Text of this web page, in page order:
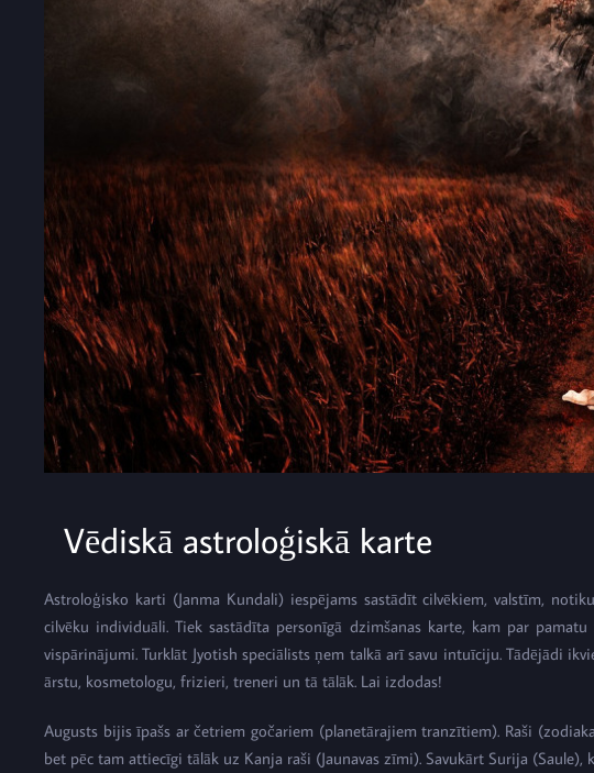
Vēdiskā astroloģiskā karte
Astroloģisko karti (Janma Kundali) iespējams sastādīt cilvēkiem, valstīm,
cilvēku individuāli. Tiek sastādīta personīgā dzimšanas karte, kam par
vispārinājumi. Turklāt Jyotish speciālists ņem talkā arī savu intuīciju. Tādējādi
ārstu, kosmetologu, frizieri, treneri un tā tālāk. Lai izdodas!
Augusts bijis īpašs ar četriem gočariem (planetārajiem tranzītiem). Raši
bet pēc tam attiecīgi tālāk uz Kanja raši (Jaunavas zīmi). Savukārt Surija